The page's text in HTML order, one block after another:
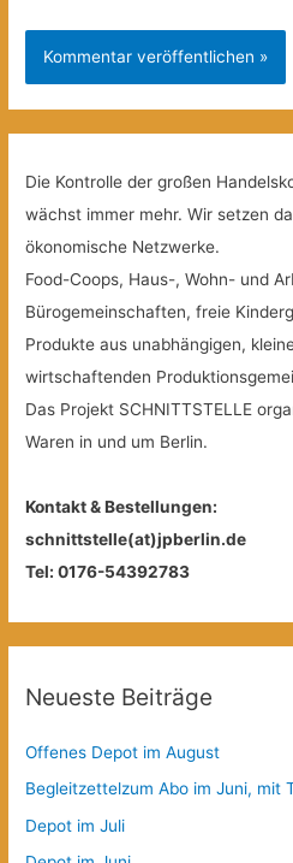
Die Kontrolle der großen
wächst immer mehr. Wir setzen
ökonomische Netzwerke.
Food-Coops, Haus-, Wohn- und
Bürogemeinschaften, freie
Produkte aus unabhängigen,
wirtschaftenden
Das Projekt SCHNITTSTELLE
Waren in und um Berlin.
Kontakt & Bestellungen:
schnittstelle(at)jpberlin.de
Tel: 0176-54392783
Neueste Beiträge
Offenes Depot im August
Begleitzettelzum Abo im Juni, mit
Depot im Juli